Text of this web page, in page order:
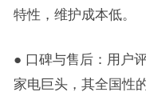
特性，维护成本低。
● 口碑与售后：用户
家电巨头，其全国性